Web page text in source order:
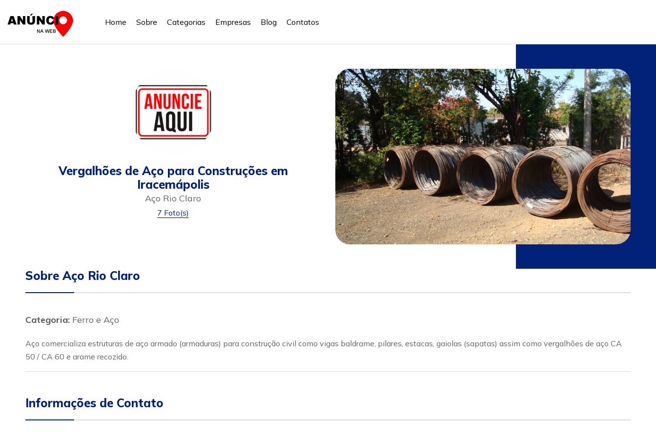
Home Sobre Categorias Empresas Blog Contatos
Vergalhões de Aço para Construções em
Iracemápolis
Aço Rio Claro
7 Foto(s)
Sobre Aço Rio Claro
Categoria: Ferro e Aço
Aço comercializa estruturas de aço armado (armaduras) para construção civil como vigas baldrame, pilares, estacas, gaiolas (sapatas) assim como vergalhões de aço CA
50 / CA 60 e arame recozido.
Informações de Contato